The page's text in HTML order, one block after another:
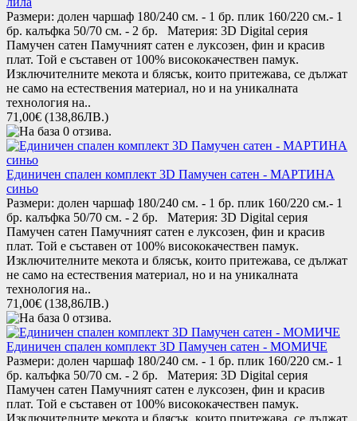
Размери: долен чаршаф 180/240 см. - 1 бр. плик 160/220 см.- 1
бр. калъфка 50/70 см. - 2 бр. Материя: 3D Digital серия
Памучен сатен Памучният сатен е луксозен, фин и красив
плат. Той е съставен от 100% висококачествен памук.
Изключителните мекота и блясък, които притежава, се дължат
не само на естествения материал, но и на уникалната
технология на..
71,00€ (138,86ЛВ.)
Единичен спален комплект 3D Памучен сатен - МАРТИНА
синьо
Размери: долен чаршаф 180/240 см. - 1 бр. плик 160/220 см.- 1
бр. калъфка 50/70 см. - 2 бр. Материя: 3D Digital серия
Памучен сатен Памучният сатен е луксозен, фин и красив
плат. Той е съставен от 100% висококачествен памук.
Изключителните мекота и блясък, които притежава, се дължат
не само на естествения материал, но и на уникалната
технология на..
71,00€ (138,86ЛВ.)
Единичен спален комплект 3D Памучен сатен - МОМИЧЕ
Размери: долен чаршаф 180/240 см. - 1 бр. плик 160/220 см.- 1
бр. калъфка 50/70 см. - 2 бр. Материя: 3D Digital серия
Памучен сатен Памучният сатен е луксозен, фин и красив
плат. Той е съставен от 100% висококачествен памук.